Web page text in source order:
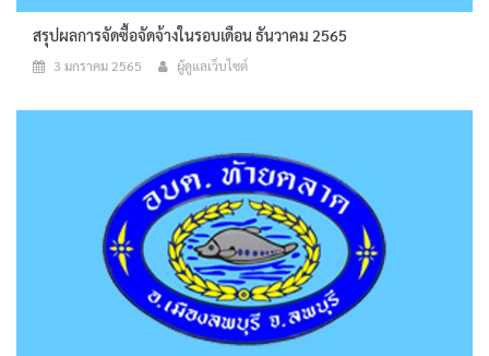
สรุปผลการจัดซื้อจัดจ้างในรอบเดือน ธันวาคม 2565
3 มกราคม 2565 ผู้ดูแลเว็บไซต์